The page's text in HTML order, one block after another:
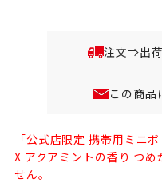
注文⇒出
この商品
「公式店限定 携帯用ミニ
X アクアミントの香り つ
せん。